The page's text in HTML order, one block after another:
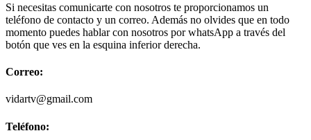
Si necesitas comunicarte con nosotros te proporcionamos un
teléfono de contacto y un correo. Además no olvides que en todo
momento puedes hablar con nosotros por whatsApp a través del
botón que ves en la esquina inferior derecha.
Correo:
vidartv@gmail.com
Teléfono: